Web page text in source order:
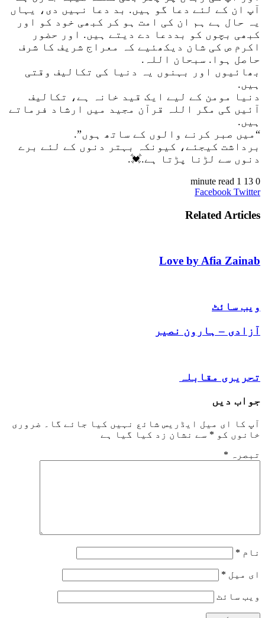
آپ ان کے لئے دعا گو ہیں. بد دعا نہیں دی، یہاں
یہ حال ہے ہم ان کی امت ہو کر کبھی خود کو اور
کبھی بچوں کو بددعا دے دیتے ہیں. اور حضور
اکرم ص کی شان دیکھئیے کہ معراج شریف کا شرف
حاصل ہوا. سبحان اللہ.
بھائیوں اور بہنوں یہ دنیا کی تکالیف وقتی
ہیں.
دنیا مومن کے لیے ایک قید خانہ ہے، تکالیف
آئیں گی مگر اللہ قرآن مجید میں ارشاد فرماتے
ہیں.
“میں صبر کرنے والوں کے ساتھ ہوں”.
برداشت کیجئے، کیونکہ بہتر دنوں کے لئے برے
دنوں سے لڑنا پڑتا ہے.💓.
0
1 minute read
Facebook Twitter
LinkedIn
Tumblr
Pinterest
Reddit
VKontakte
Share
Email
Print
Related Articles
Love by Afia Zainab
ویب سائٹ
آزادی – ہارون نصیر
تحریری مقابلہ
جواب دیں
آپ کا ای میل ایڈریس شائع نہیں کیا جائے گا۔
ضروری
خانوں کو * سے نشان زد کیا گیا ہے
تبصرہ *
نام *
ای میل *
ویب‌ سائٹ